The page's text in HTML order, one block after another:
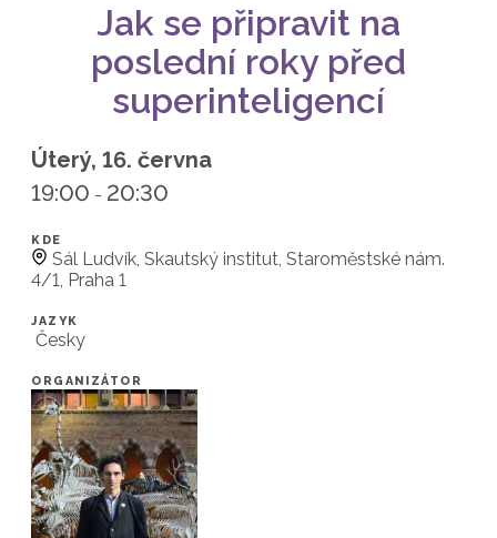
Jak se připravit na
poslední roky před
superinteligencí
Úterý, 16. června
19:00 - 20:30
KDE
Sál Ludvík, Skautský institut, Staroměstské nám.
4/1, Praha 1
JAZYK
Česky
ORGANIZÁTOR